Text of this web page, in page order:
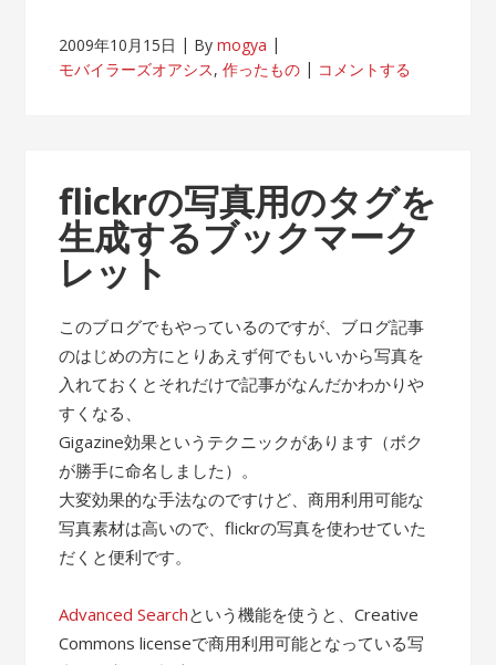
2009年10月15日 Bymogya
モバイラーズオアシス,作ったもの コメントする
flickrの写真用のタグを
生成するブックマーク
レット
このブログでもやっているのですが、ブログ記事
のはじめの方にとりあえず何でもいいから写真を
入れておくとそれだけで記事がなんだかわかりや
すくなる、
Gigazine効果というテクニックがあります（ボク
が勝手に命名しました）。
大変効果的な手法なのですけど、商用利用可能な
写真素材は高いので、flickrの写真を使わせていた
だくと便利です。
Advanced Searchという機能を使うと、Creative
Commons licenseで商用利用可能となっている写